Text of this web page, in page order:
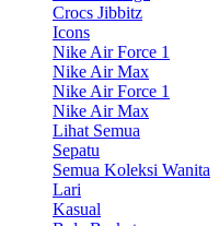
Crocs Jibbitz
Icons
Nike Air Force 1
Nike Air Max
Nike Air Force 1
Nike Air Max
Lihat Semua
Sepatu
Semua Koleksi Wanita
Lari
Kasual